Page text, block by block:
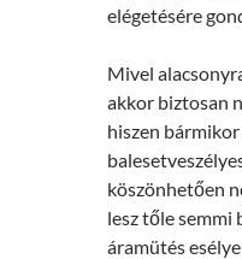
elégetésére
Mivel
akkor biztosan
hiszen
köszönhetően
lesz tőle semmi
áramütés